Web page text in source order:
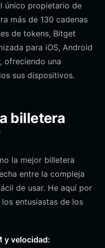
único propietario de
más de 130 cadenas
de tokens, Bitget
para iOS, Android
ofreciendo una
sus dispositivos.
billetera
la mejor billetera
entre la compleja
de usar. He aquí por
entusiastas de los
y velocidad: